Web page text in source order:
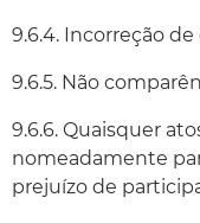
9.6.4. Incorreção
9.6.5. Não
9.6.6. Quaisquer
nomeadamente
prejuízo de